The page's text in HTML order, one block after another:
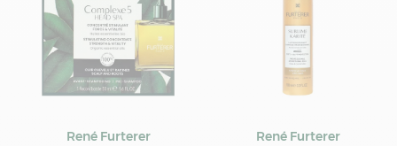
René Furterer
René Furterer